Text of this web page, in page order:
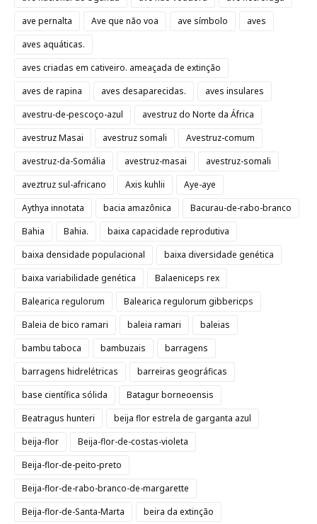
ave pernalta
Ave que não voa ave símbolo
aves
aves aquáticas.
aves criadas em cativeiro. ameaçada de extinção
aves de rapina
aves desaparecidas.
aves insulares
avestru-de-pescoço-azul
avestruz do Norte da África
avestruz Masai
avestruz somali
Avestruz-comum
avestruz-da-Somália
avestruz-masai
avestruz-somali
aveztruz sul-africano
Axis kuhlii
Aye-aye
Aythya innotata
bacia amazônica
Bacurau-de-rabo-branco
Bahia
Bahia.
baixa capacidade reprodutiva
baixa densidade populacional
baixa diversidade genética
baixa variabilidade genética
Balaeniceps rex
Balearica regulorum
Balearica regulorum gibbericps
Baleia de bico ramari
baleia ramari
baleias
bambu taboca
bambuzais
barragens
barragens hidrelétricas
barreiras geográficas
base científica sólida
Batagur borneoensis
Beatragus hunteri
beija flor estrela de garganta azul
beija-flor
Beija-flor-de-costas-violeta
Beija-flor-de-peito-preto
Beija-flor-de-rabo-branco-de-margarette
Beija-flor-de-Santa-Marta
beira da extinção